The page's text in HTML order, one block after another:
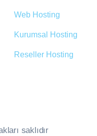
Web Hosting
Kurumsal Hosting
Reseller Hosting
saklıdır